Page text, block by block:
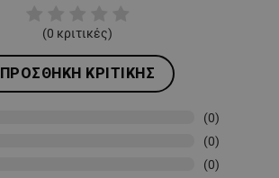
(0 κριτικές)
ΠΡΟΣΘΉΚΗ ΚΡΙΤΙΚΉΣ
(0)
(0)
(0)